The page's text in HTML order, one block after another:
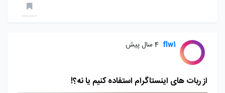
flw1 4 سال پیش
از ربات های اینستاگرام استفاده کنیم یا نه؟!